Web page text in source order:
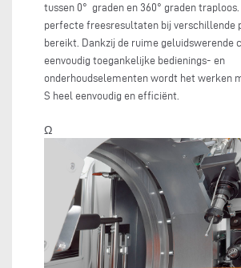
tussen 0° graden en 360° graden
perfecte freesresultaten bij verschillende
bereikt. Dankzij de ruime geluidswerende
eenvoudig toegankelijke bedienings- en
onderhoudselementen wordt het werken
S heel eenvoudig en efficiënt.
Ω